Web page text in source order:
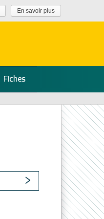
Fiches
En savoir plus